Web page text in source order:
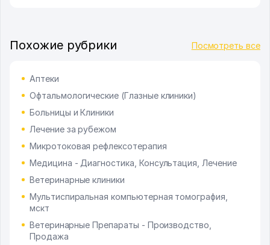
Похожие рубрики Посмотреть все
Аптеки
Офтальмологические (Глазные клиники)
Больницы и Клиники
Лечение за рубежом
Микротоковая рефлексотерапия
Медицина - Диагностика, Консультация, Лечение
Ветеринарные клиники
Мультиспиральная компьютерная томография,
мскт
Ветеринарные Препараты - Производство,
Продажа